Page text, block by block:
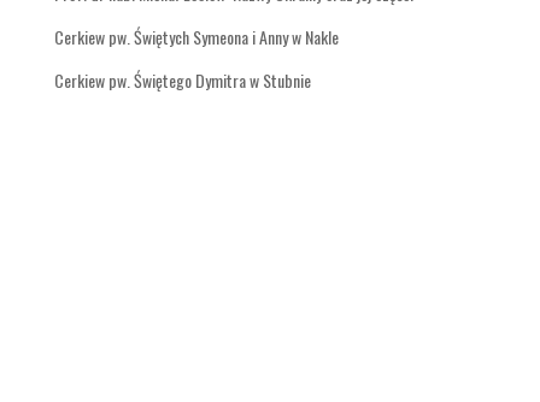
Cerkiew pw. Świętych Symeona i Anny w Nakle
Cerkiew pw. Świętego Dymitra w Stubnie